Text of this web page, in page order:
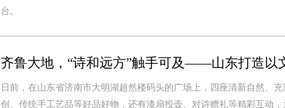
台。
齐鲁大地，“诗和远方”触手可及——山东打造以
日前，在山东省济南市大明湖超然楼码头的广场上，四座清新自然、
创、传统手工艺品等好品好物，还有漆扇投壶、对诗赠礼等精彩互动，